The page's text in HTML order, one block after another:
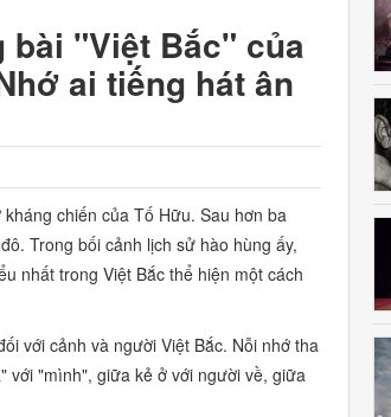
bài "Việt Bắc" của
ai tiếng hát ân
kháng chiến của Tố Hữu. Sau hơn ba
Trong bối cảnh lịch sử hào hùng ấy,
nhất trongViệt Bắc thể hiện một cách
với cảnh và người Việt Bắc. Nỗi nhớ tha
với"mình", giữa kẻ ở với người về, giữa